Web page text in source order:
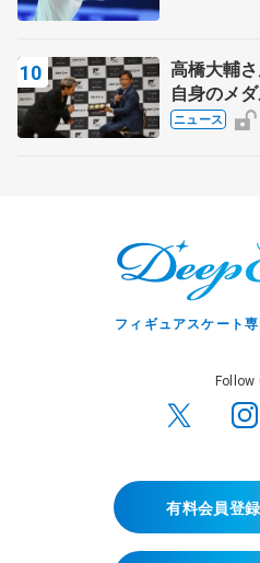
高橋大輔
自身のメ
ス兄弟〟
ニュース
フィギュアスケート
Follow
有料会員登